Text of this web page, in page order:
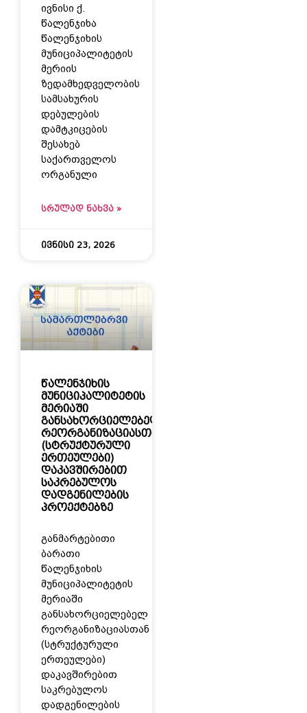
ივნისი ქ.
წალენჯიხა
წალენჯიხის
მუნიციპალიტეტის
მერიის
ზედამხედველობის
სამსახურის
დებულების
დამტკიცების
შესახებ
საქართველოს
ორგანული
ᲡᲠᲣᲚᲐᲓ ᲜᲐᲮᲕᲐ »
ივნისი 23, 2026
წალენჯიხის
მუნიციპალიტეტის
მერიაში
განსახორციელებელ
რეორგანიზაციასთან
(სტრუქტურული
ერთეულები)
დაკავშირებით
საკრებულოს
დადგენილების
პროექტებზე
განმარტებითი
ბარათი
წალენჯიხის
მუნიციპალიტეტის
მერიაში
განსახორციელებელ
რეორგანიზაციასთან
(სტრუქტურული
ერთეულები)
დაკავშირებით
საკრებულოს
დადგენილების